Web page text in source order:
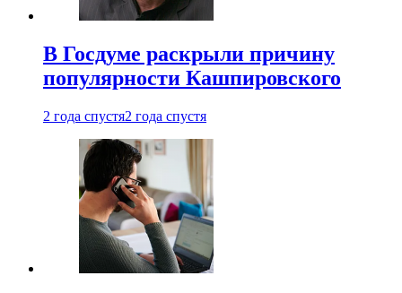
В Госдуме раскрыли причину
популярности Кашпировского
2 года спустя2 года спустя